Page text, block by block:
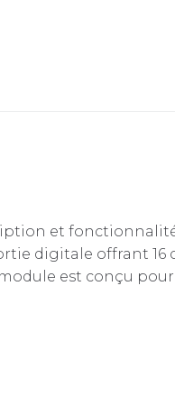
et
digitale offrant 16
est conçu